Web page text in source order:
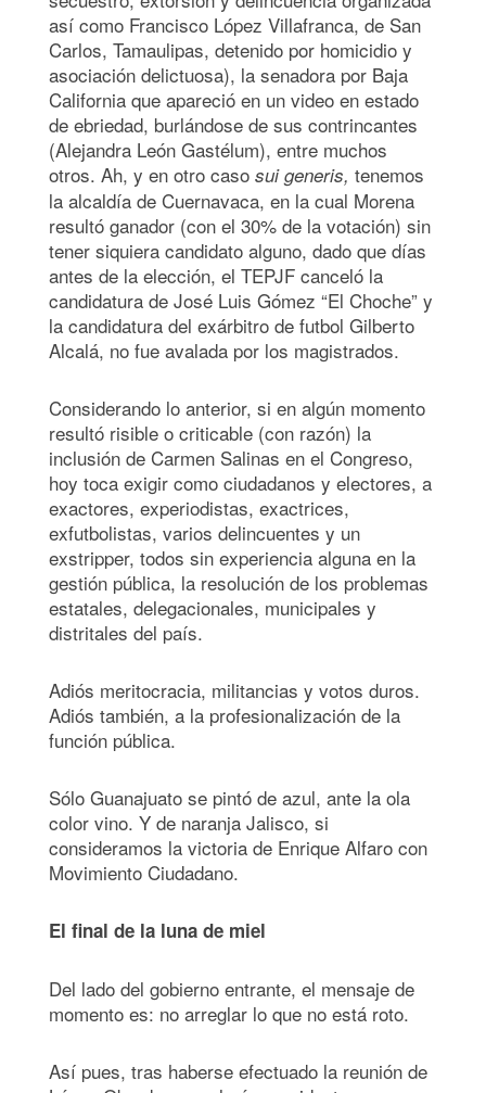
así como Francisco López Villafranca, de San
Carlos, Tamaulipas, detenido por homicidio y
asociación delictuosa), la senadora por Baja
California que apareció en un video en estado
de ebriedad, burlándose de sus contrincantes
(Alejandra León Gastélum), entre muchos
otros. Ah, y en otro caso sui generis, tenemos
la alcaldía de Cuernavaca, en la cual Morena
resultó ganador (con el 30% de la votación) sin
tener siquiera candidato alguno, dado que días
antes de la elección, el TEPJF canceló la
candidatura de José Luis Gómez “El Choche” y
la candidatura del exárbitro de futbol Gilberto
Alcalá, no fue avalada por los magistrados.
Considerando lo anterior, si en algún momento
resultó risible o criticable (con razón) la
inclusión de Carmen Salinas en el Congreso,
hoy toca exigir como ciudadanos y electores, a
exactores, experiodistas, exactrices,
exfutbolistas, varios delincuentes y un
exstripper, todos sin experiencia alguna en la
gestión pública, la resolución de los problemas
estatales, delegacionales, municipales y
distritales del país.
Adiós meritocracia, militancias y votos duros.
Adiós también, a la profesionalización de la
función pública.
Sólo Guanajuato se pintó de azul, ante la ola
color vino. Y de naranja Jalisco, si
consideramos la victoria de Enrique Alfaro con
Movimiento Ciudadano.
El final de la luna de miel
Del lado del gobierno entrante, el mensaje de
momento es: no arreglar lo que no está roto.
Así pues, tras haberse efectuado la reunión de